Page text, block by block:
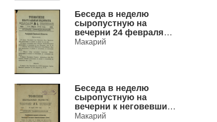
Беседа в неделю
сыропустную на
вечерни 24 февраля
1902 г. Преосвященного
Макарий
Беседа в неделю
сыропустную на
вечерни к неговевшим
и нежелающем говеть.
Макарий